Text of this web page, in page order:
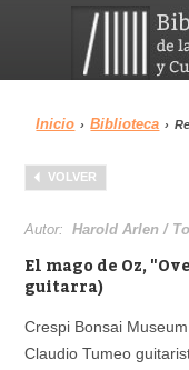
Menu
Biblioteca
Área personal
Inicio › Biblioteca ›
VOLVER
Autor:Harold Arlen /
El mago de Oz,
guitarra)
Crespi Bonsai Museum
Claudio Tumeo